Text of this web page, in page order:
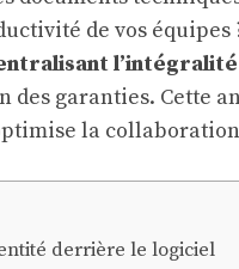
de vos
des garanties.
la
derrière le logiciel